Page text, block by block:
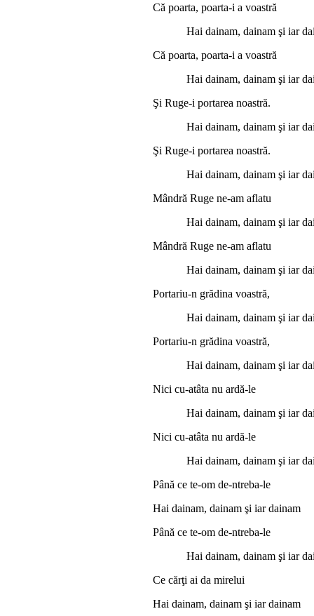
Că poarta, poarta-i a voastră
Hai dainam, dainam şi iar
Că poarta, poarta-i a voastră
Hai dainam, dainam şi iar
Şi Ruge-i portarea noastră.
Hai dainam, dainam şi iar
Şi Ruge-i portarea noastră.
Hai dainam, dainam şi iar
Mândră Ruge ne-am aflatu
Hai dainam, dainam şi iar
Mândră Ruge ne-am aflatu
Hai dainam, dainam şi iar
Portariu-n grădina voastră,
Hai dainam, dainam şi iar
Portariu-n grădina voastră,
Hai dainam, dainam şi iar
Nici cu-atâta nu ardă-le
Hai dainam, dainam şi iar
Nici cu-atâta nu ardă-le
Hai dainam, dainam şi iar
Până ce te-om de-ntreba-le
Hai dainam, dainam şi iar dainam
Până ce te-om de-ntreba-le
Hai dainam, dainam şi iar
Ce cărţi ai da mirelui
Hai dainam, dainam şi iar dainam